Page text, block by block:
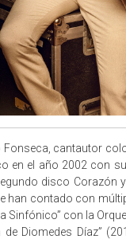
Fonseca, cantautor
en el año 2002 con
disco Corazón
contado con
Sinfónico” con la
Diomedes Díaz”